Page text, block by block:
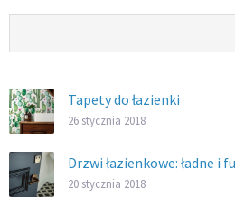
Tapety do łazienki
26 stycznia 2018
Drzwi łazienkowe: ładne i
20 stycznia 2018